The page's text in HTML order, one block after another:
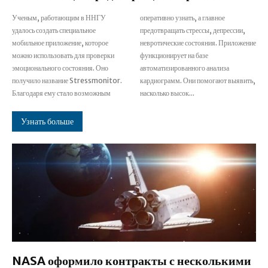
Ученым, работающим в ННГУ
удалось создать специальное
мобильное приложение, которое
можно использовать для проверки
эмоционального состояния. Оно
получило название Stressmonitor.
Благодаря ему стало возможным
оперативно узнать, а главное
предотвращать стрессы, депрессии,
невротические состояния. Приложение
функционирует на базе
автоматизированного анализа
кардиограмм. Они помогают выявить,
насколько высок...
Узнать больше
NASA оформило контракты с несколькими